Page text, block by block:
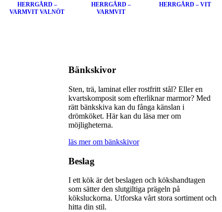
HERRGÅRD –
VARMVIT VALNÖT
HERRGÅRD –
VARMVIT
HERRGÅRD – VIT
Bänkskivor
Sten, trä, laminat eller rostfritt stål? Eller en
kvartskomposit som efterliknar marmor? Med
rätt bänkskiva kan du fånga känslan i
drömköket. Här kan du läsa mer om
möjligheterna.
läs mer om bänkskivor
Beslag
I ett kök är det beslagen och kökshandtagen
som sätter den slutgiltiga prägeln på
köksluckorna. Utforska vårt stora sortiment och
hitta din stil.